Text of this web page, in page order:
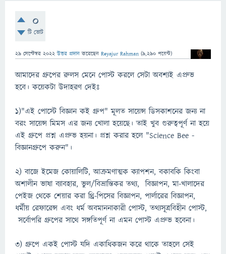
0
টি ভোট
29 সেপ্টেম্বর 2022 উত্তর প্রদান করেছেন Reyajur Rahman (9,290 পয়েন্ট)
আমাদের গ্রুপের রুলস মেনে পোস্ট করলে সেটা অবশ্যই এপ্রুভ
হবে। কয়েকটা উদাহরণ দেইঃ
১)"এই পোস্টে বিজ্ঞান কই গ্রুপ" মূলত সায়েন্স ডিসকাশনের জন্য না
বরং সায়েন্স মিমস এর জন্য খোলা হয়েছে। তাই খুব গুরুত্বপূর্ণ না হয়ে
এই গ্রুপে প্রশ্ন এপ্রুভ হয়না। প্রশ্ন করার হলে "Science Bee -
বিজ্ঞানগ্রুপে করুন"।
২) বাজে ইমেজ কোয়ালিটি, আক্রমণাত্মক ক্যাপশন, বকাবকি কিংবা
অশালীন ভাষা ব্যাবহার, ভুল/বিভ্রান্তিকর তথ্য, বিজ্ঞাপন, মা-খালাদের
পেইজ থেকে শেয়ার করা থ্রি-পিসের বিজ্ঞাপন, পার্লারের বিজ্ঞাপন,
ধর্মীয় রেফারেন্স এবং ধর্ম অবমাননাকারী পোস্ট, তথ্যসূত্রবিহীন পোস্ট,
সর্বোপরি গ্রুপের সাথে সঙ্গতিপূর্ণ না এমন পোস্ট এপ্রুভ হবেনা।
৩) গ্রুপে একই পোস্ট যদি একাধিকজন করে থাকে তাহলে সেই